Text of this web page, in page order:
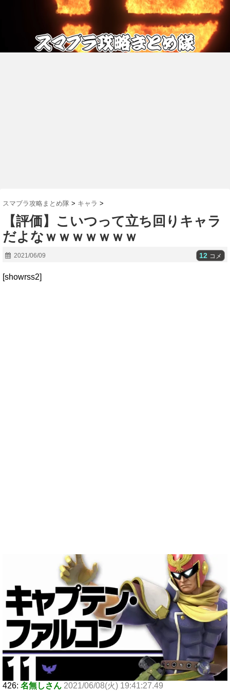
スマブラ攻略まとめ隊 > キャラ >
【評価】こいつって立ち回りキャラ
だよなｗｗｗｗｗｗｗ
2021/06/09 12 コメ
[showrss2]
426: 名無しさん 2021/06/08(火) 19:41:27.49